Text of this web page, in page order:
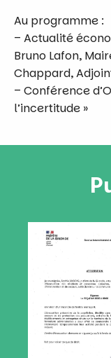
Au programme :
– Actualité
Bruno Lafon,
Chappard,
– Conférence
l’incertitude »